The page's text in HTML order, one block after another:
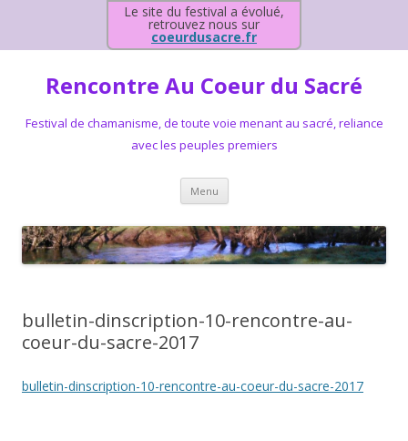
Le site du festival a évolué,
retrouvez nous sur
coeurdusacre.fr
Rencontre Au Coeur du Sacré
Festival de chamanisme, de toute voie menant au sacré, reliance
avec les peuples premiers
Menu Aller au contenu principal
bulletin-dinscription-10-rencontre-au-
coeur-du-sacre-2017
bulletin-dinscription-10-rencontre-au-coeur-du-sacre-2017